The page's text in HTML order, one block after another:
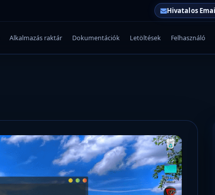
Hivatalos
Alkalmazás raktár Dokumentációk Letöltések Felhasználó